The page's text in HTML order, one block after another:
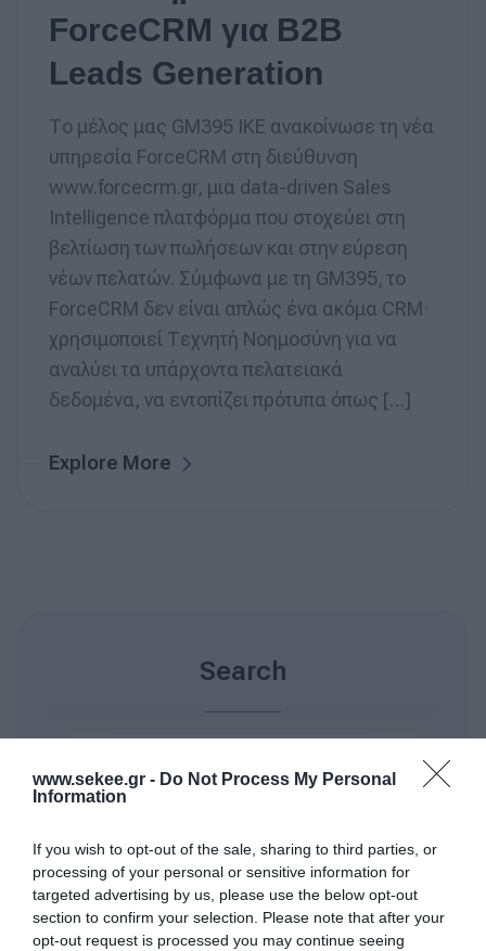
www.sekee.gr - Do Not Process My Personal
Information
If you wish to opt-out of the sale, sharing to third parties, or
processing of your personal or sensitive information for
targeted advertising by us, please use the below opt-out
section to confirm your selection. Please note that after your
opt-out request is processed you may continue seeing
ForceCRM για B2B
Leads Generation
Το μέλος μας GM395 IKE ανακοίνωσε τη νέα
υπηρεσία ForceCRM στη διεύθυνση
www.forcecrm.gr, μια data-driven Sales
Intelligence πλατφόρμα που στοχεύει στη
βελτίωση των πωλήσεων και στην εύρεση
νέων πελατών. Σύμφωνα με τη GM395, το
ForceCRM δεν είναι απλώς ένα ακόμα CRM·
χρησιμοποιεί Τεχνητή Νοημοσύνη για να
αναλύει τα υπάρχοντα πελατειακά
δεδομένα, να εντοπίζει πρότυπα όπως […]
Explore More
Search